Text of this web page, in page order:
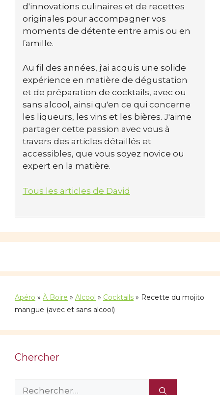
d'innovations culinaires et de recettes
originales pour accompagner vos
moments de détente entre amis ou en
famille.
Au fil des années, j'ai acquis une solide
expérience en matière de dégustation
et de préparation de cocktails, avec ou
sans alcool, ainsi qu'en ce qui concerne
les liqueurs, les vins et les bières. J'aime
partager cette passion avec vous à
travers des articles détaillés et
accessibles, que vous soyez novice ou
expert en la matière.
Tous les articles de David
Apéro » À Boire » Alcool » Cocktails » Recette du mojito
mangue (avec et sans alcool)
Chercher
Rechercher :